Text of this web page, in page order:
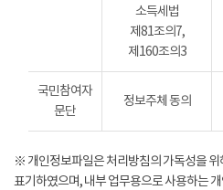
소득세법
제81조의7,
제160조의3
국민참여자
문단
정보주체 동의
※ 개인정보파일은 처리방침의 가독성을 위
표기하였으며, 내부 업무용으로 사용하는